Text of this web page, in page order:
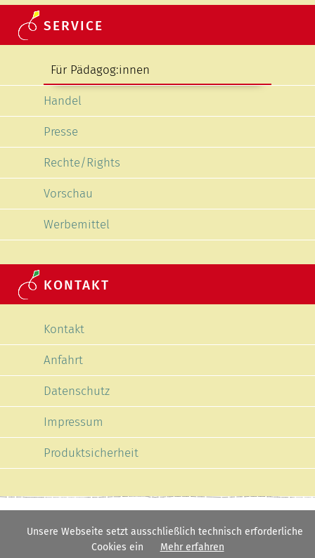
SERVICE
Navigation überspringen
Für Pädagog:innen
Handel
Presse
Rechte/Rights
Vorschau
Werbemittel
KONTAKT
Navigation überspringen
Kontakt
Anfahrt
Datenschutz
Impressum
Produktsicherheit
Unsere Webseite setzt ausschließlich technisch erforderliche
Cookies ein
Mehr erfahren